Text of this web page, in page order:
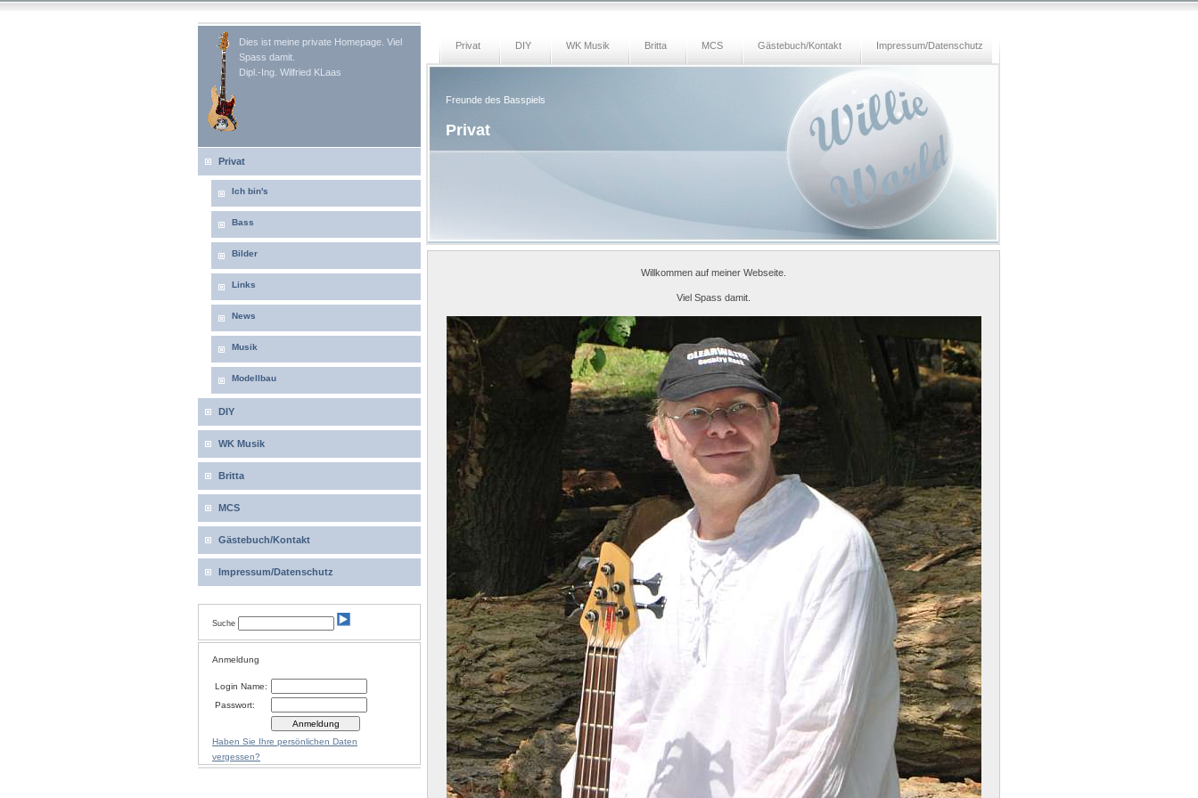
Privat DIY WK Musik Britta MCS Gästebuch/Kontakt Impressum/Datenschutz
Dies ist meine private Homepage. Viel
Spass damit.
Dipl.-Ing. Wilfried KLaas
Freunde des Basspiels
Privat
Privat
Ich bin's
Bass
Bilder
Links
News
Musik
Modellbau
DIY
WK Musik
Britta
MCS
Gästebuch/Kontakt
Impressum/Datenschutz
Suche
Anmeldung
Login Name:
Passwort:
Haben Sie Ihre persönlichen Daten
vergessen?
Willkommen auf meiner Webseite.
Viel Spass damit.